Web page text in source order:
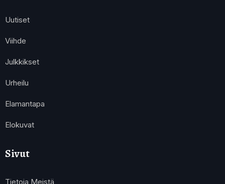
Uutiset
Viihde
Julkkikset
Urheilu
Elamantapa
Elokuvat
Sivut
Tietoja Meistä